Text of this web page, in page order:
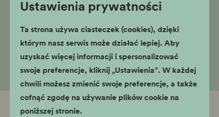
Ustawienia prywatności
Ta strona używa ciasteczek (cookies), dzięki
którym nasz serwis może działać lepiej. Aby
uzyskać więcej informacji i spersonalizować
swoje preferencje, kliknij „Ustawienia”. W każdej
chwili możesz zmienić swoje preferencje, a także
cofnąć zgodę na używanie plików cookie na
poniższej stronie.
Słowa kluczowe
życie codzienne w PRL